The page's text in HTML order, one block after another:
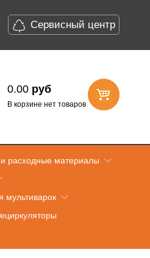
Сервисный центр
0.00 руб
В корзине нет товаров
расходные материалы
мультиварок